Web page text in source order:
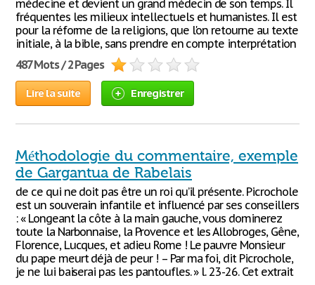
médecine et devient un grand médecin de son temps. Il
fréquentes les milieux intellectuels et humanistes. Il est
pour la réforme de la religions, que l'on retourne au texte
initiale, à la bible, sans prendre en compte interprétation
487 Mots / 2 Pages
Lire la suite Enregistrer
Méthodologie du commentaire, exemple
de Gargantua de Rabelais
de ce qui ne doit pas être un roi qu’il présente. Picrochole
est un souverain infantile et influencé par ses conseillers
: « Longeant la côte à la main gauche, vous dominerez
toute la Narbonnaise, la Provence et les Allobroges, Gêne,
Florence, Lucques, et adieu Rome ! Le pauvre Monsieur
du pape meurt déjà de peur ! – Par ma foi, dit Picrochole,
je ne lui baiserai pas les pantoufles. » l. 23-26. Cet extrait